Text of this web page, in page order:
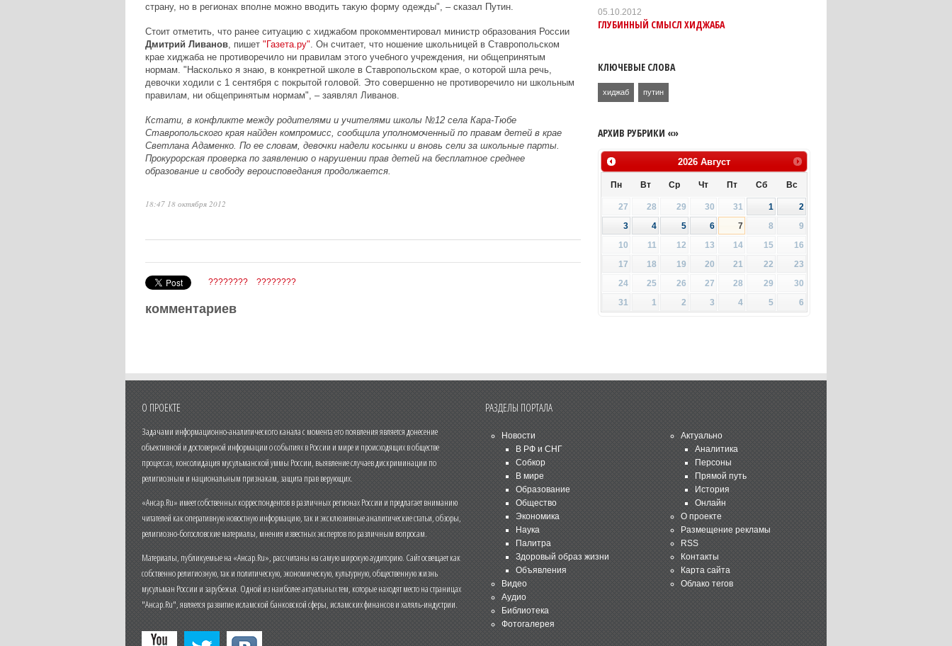
страну, но в регионах вполне можно вводить такую форму одежды", – сказал Путин.
Стоит отметить, что ранее ситуацию с хиджабом прокомментировал министр образования России
Дмитрий Ливанов, пишет "Газета.ру" . Он считает, что ношение школьницей в Ставропольском
крае хиджаба не противоречило ни правилам этого учебного учреждения, ни общепринятым
нормам. "Насколько я знаю, в конкретной школе в Ставропольском крае, о которой шла речь,
девочки ходили с 1 сентября с покрытой головой. Это совершенно не противоречило ни школьным
правилам, ни общепринятым нормам", – заявлял Ливанов.
Кстати, в конфликте между родителями и учителями школы №12 села Кара-Тюбе
Ставропольского края найден компромисс, сообщила уполномоченный по правам детей в крае
Светлана Адаменко. По ее словам, девочки надели косынки и вновь сели за школьные парты.
Прокурорская проверка по заявлению о нарушении прав детей на бесплатное среднее
образование и свободу вероисповедания продолжается.
18:47 18 октября 2012
???????? ????????
комментариев
05.10.2012
ГЛУБИННЫЙ СМЫСЛ ХИДЖАБА
КЛЮЧЕВЫЕ СЛОВА
хиджаб путин
АРХИВ РУБРИКИ «»
2026 Август
Пн Вт Ср Чт Пт Сб Вс
27 28 29 30 31 1
2
3
4 5 6 7 8
9
10
11 12 13 14 15
16
17
18 19 20 21 22
23
24
25 26 27 28 29
30
31
1 2 3 4 5 6
О ПРОЕКТЕ
Задачами информационно-аналитического канала с момента его появления является донесение
объективной и достоверной информации о событиях в России и мире и происходящих в обществе
процессах, консолидация мусульманской уммы России, выявление случаев дискриминации по
религиозным и национальным признакам, защита прав верующих.
«Ансар.Ru» имеет собственных корреспондентов в различных регионах России и предлагает вниманию
читателей как оперативную новостную информацию, так и эксклюзивные аналитические статьи, обзоры,
религиозно-богословские материалы, мнения известных экспертов по различным вопросам.
Материалы, публикуемые на «Ансар.Ru», рассчитаны на самую широкую аудиторию. Сайт освещает как
собственно религиозную, так и политическую, экономическую, культурную, общественную жизнь
мусульман России и зарубежья. Одной из наиболее актуальных тем, которые находят место на страницах
"Ансар.Ru", является развитие исламской банковской сферы, исламских финансов и халяль-индустрии.
РАЗДЕЛЫ ПОРТАЛА
Новости
В РФ и СНГ
Собкор
В мире
Образование
Общество
Экономика
Наука
Палитра
Здоровый образ жизни
Объявления
Видео
Аудио
Библиотека
Фотогалерея
Актуально
Аналитика
Персоны
Прямой путь
История
Онлайн
О проекте
Размещение рекламы
RSS
Контакты
Карта сайта
Облако тегов